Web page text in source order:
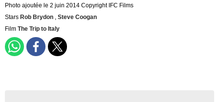
Photo ajoutée le 2 juin 2014 Copyright IFC Films
Stars Rob Brydon , Steve Coogan
Film The Trip to Italy